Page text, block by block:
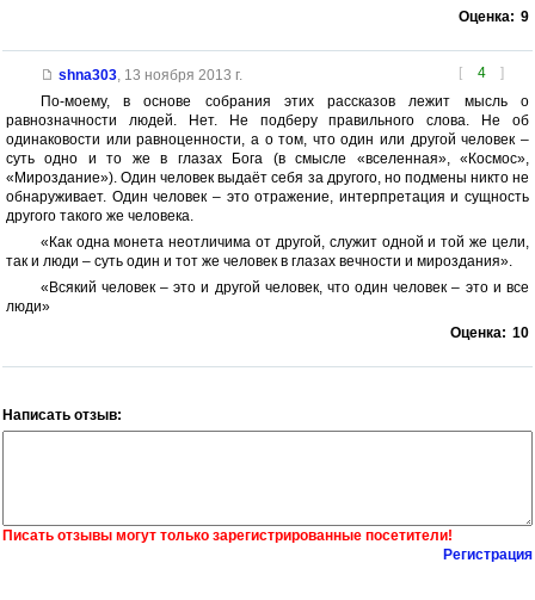
Оценка: 9
[ 4 ]
shna303, 13 ноября 2013 г.
По-моему, в основе собрания этих рассказов лежит мысль о
равнозначности людей. Нет. Не подберу правильного слова. Не об
одинаковости или равноценности, а о том, что один или другой человек –
суть одно и то же в глазах Бога (в смысле «вселенная», «Космос»,
«Мироздание»). Один человек выдаёт себя за другого, но подмены никто не
обнаруживает. Один человек – это отражение, интерпретация и сущность
другого такого же человека.
«Как одна монета неотличима от другой, служит одной и той же цели,
так и люди – суть один и тот же человек в глазах вечности и мироздания».
«Всякий человек – это и другой человек, что один человек – это и все
люди»
Оценка: 10
Написать отзыв:
Писать отзывы могут только зарегистрированные посетители!
Регистрация